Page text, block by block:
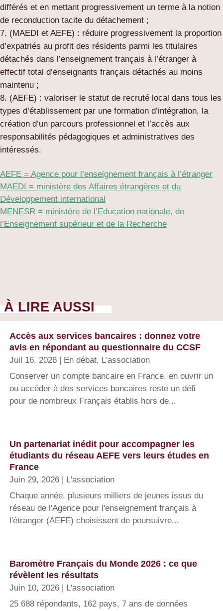
différés et en mettant progressivement un terme à la notion
de reconduction tacite du détachement ;
(MAEDI et AEFE) : réduire progressivement la proportion
d’expatriés au profit des résidents parmi les titulaires
détachés dans l’enseignement français à l’étranger à
effectif total d’enseignants français détachés au moins
maintenu ;
(AEFE) : valoriser le statut de recruté local dans tous les
types d’établissement par une formation d’intégration, la
création d’un parcours professionnel et l’accès aux
responsabilités pédagogiques et administratives des
intéressés.
AEFE = Agence pour l’enseignement français à l’étranger
MAEDI = ministère des Affaires étrangères et du
Développement international
MENESR = ministère de l’Education nationale, de
l’Enseignement supérieur et de la Recherche
À LIRE AUSSI
Accès aux services bancaires : donnez votre
avis en répondant au questionnaire du CCSF
Juil 16, 2026 En débat, L'association
Conserver un compte bancaire en France, en ouvrir un
ou accéder à des services bancaires reste un défi
pour de nombreux Français établis hors de...
Un partenariat inédit pour accompagner les
étudiants du réseau AEFE vers leurs études en
France
Juin 29, 2026
L'association
Chaque année, plusieurs milliers de jeunes issus du
réseau de l'Agence pour l'enseignement français à
l'étranger (AEFE) choisissent de poursuivre...
Baromètre Français du Monde 2026 : ce que
révèlent les résultats
Juin 10, 2026
L'association
25 688 répondants, 162 pays, 7 ans de données